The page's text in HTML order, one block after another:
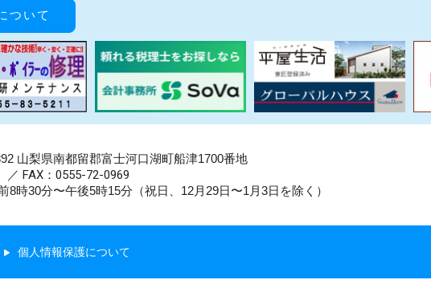
ついて
山梨県南都留郡富士河口湖町船津1700番地
／ FAX：0555-72-0969
時30分〜午後5時15分（祝日、12月29日〜1月3日を除く）
個人情報保護について